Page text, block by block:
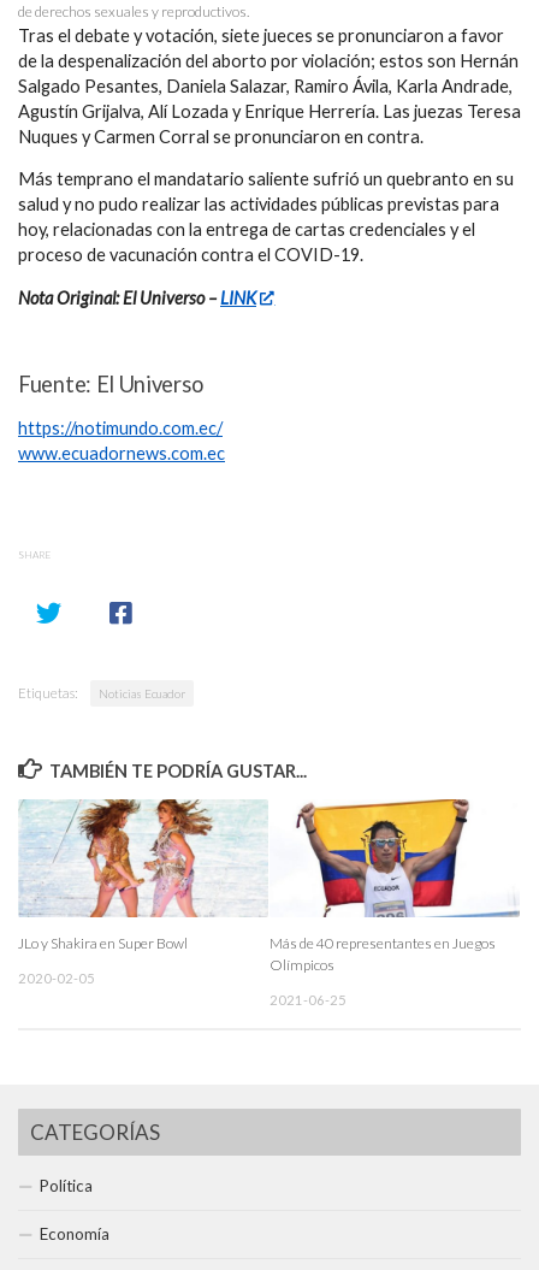
de derechos sexuales y reproductivos.
Tras el debate y votación, siete jueces se pronunciaron a favor
de la despenalización del aborto por violación; estos son Hernán
Salgado Pesantes, Daniela Salazar, Ramiro Ávila, Karla Andrade,
Agustín Grijalva, Alí Lozada y Enrique Herrería. Las juezas Teresa
Nuques y Carmen Corral se pronunciaron en contra.
Más temprano el mandatario saliente sufrió un quebranto en su
salud y no pudo realizar las actividades públicas previstas para
hoy, relacionadas con la entrega de cartas credenciales y el
proceso de vacunación contra el COVID-19.
Nota Original: El Universo –LINK
Fuente: El Universo
https://notimundo.com.ec/
www.ecuadornews.com.ec
SHARE
Etiquetas: Noticias Ecuador
TAMBIÉN TE PODRÍA GUSTAR...
JLo y Shakira en Super Bowl
2020-02-05
Más de 40 representantes en Juegos
Olímpicos
2021-06-25
CATEGORÍAS
Política
Economía